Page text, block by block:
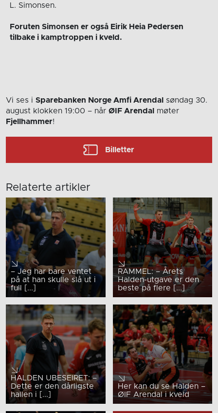
L. Simonsen.
Foruten Simonsen er også Eirik Heia Pedersen
tilbake i kamptroppen i kveld.
Vi ses i Sparebanken Norge Amfi Arendal
søndag 30.
august klokken 19:00 – når ØIF Arendal
møter
Fjellhammer!
Billetter
Relaterte artikler
– Jeg har bare ventet
på at han skulle slå ut i
full [...]
RAMMEL: – Årets
Halden-utgave er den
beste på flere [...]
HALDEN UBESEIRET: –
Dette er den dårligste
hallen i [...]
Her kan du se Halden –
ØIF Arendal i kveld